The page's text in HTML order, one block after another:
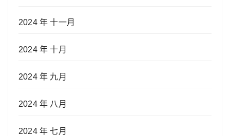
2024 年 十一月
2024 年 十月
2024 年 九月
2024 年 八月
2024 年 七月